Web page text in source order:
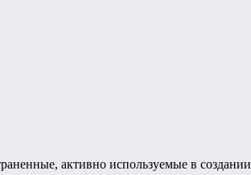
активно используемые в создании